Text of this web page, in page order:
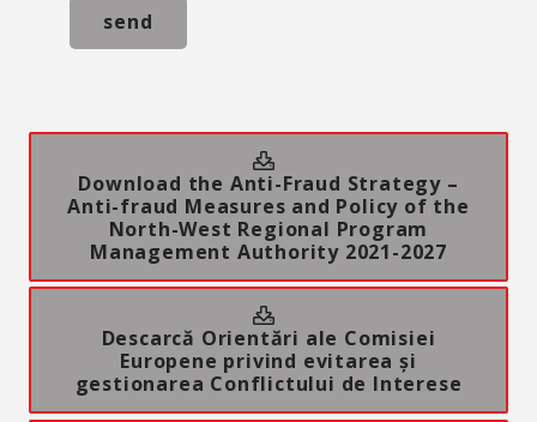
Download the Anti-Fraud Strategy –
Anti-fraud Measures and Policy of the
North-West Regional Program
Management Authority 2021-2027
Descarcă Orientări ale Comisiei
Europene privind evitarea și
gestionarea Conflictului de Interese